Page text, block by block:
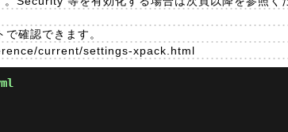
確認できます。
current/settings-xpack.html